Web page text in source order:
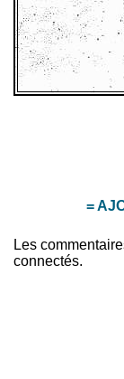
=
Les
connectés.